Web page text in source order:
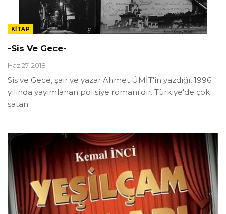
KITAP
-Sis Ve Gece-
Haz 27, 2018
Sis ve Gece, şair ve yazar Ahmet ÜMİT'in yazdığı, 1996
yılında yayımlanan polisiye romanı'dır. Türkiye'de çok
satan…